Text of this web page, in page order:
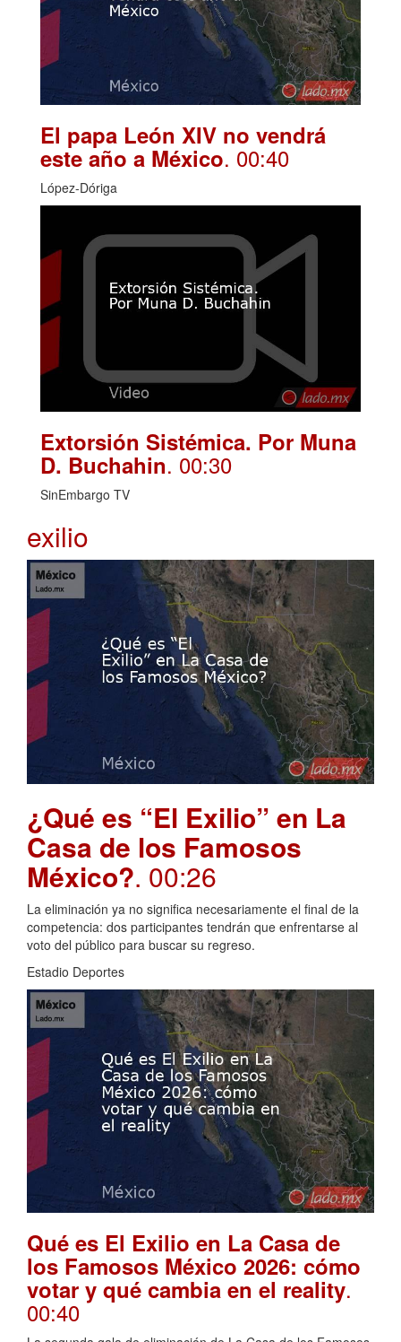
El papa León XIV no vendrá
este año a México. 00:40
López-Dóriga
Extorsión Sistémica. Por Muna
D. Buchahin. 00:30
SinEmbargo TV
exilio
¿Qué es “El Exilio” en La
Casa de los Famosos
México?. 00:26
La eliminación ya no significa necesariamente el final de la
competencia: dos participantes tendrán que enfrentarse al
voto del público para buscar su regreso.
Estadio Deportes
Qué es El Exilio en La Casa de
los Famosos México 2026: cómo
votar y qué cambia en el reality.
00:40